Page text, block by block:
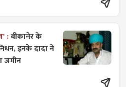
:बीकानेर के
इनके दादा ने
जमीन